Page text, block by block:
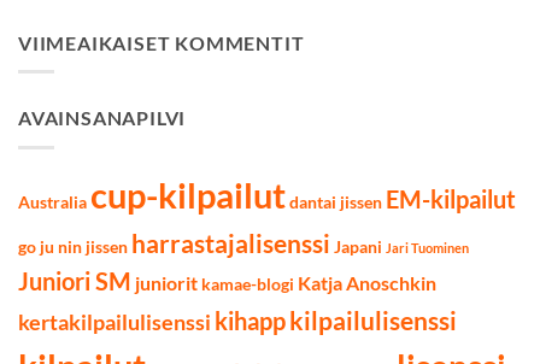
tulokset
VIIMEAIKAISET KOMMENTIT
AVAINSANAPILVI
Australia cup-kilpailutdantai jissen EM-kilpailut
go ju nin jissen harrastajalisenssi Japani Jari Tuominen
Juniori SM juniorit kamae-blogi Katja Anoschkin
kertakilpailulisenssi kihappkilpailulisenssi